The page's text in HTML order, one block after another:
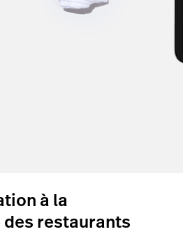
à la
restaurants